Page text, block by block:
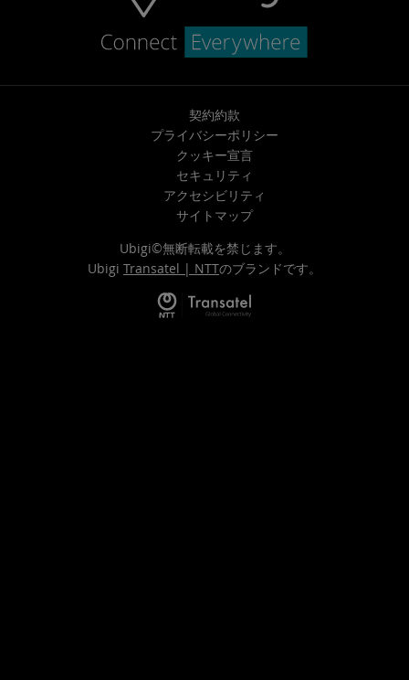
契約約款
プライバシーポリシー
クッキー宣言
セキュリティ
アクセシビリティ
サイトマップ
Ubigi©無断転載を禁じます。
Ubigi Transatel | NTTのブランドです。